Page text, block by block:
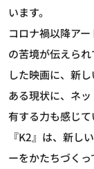
います。
コロナ禍以降ア
の苦境が伝えら
した映画に、新
ある現状に、ネ
有する力も感じて
『K2』は、新し
ーをかたちづく